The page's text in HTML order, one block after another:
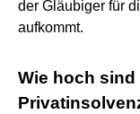
der Gläubiger für
aufkommt.
Wie hoch